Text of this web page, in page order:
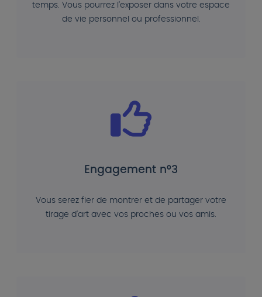
temps. Vous pourrez l'exposer dans votre espace
de vie personnel ou professionnel.
Engagement n°3
Vous serez fier de montrer et de partager votre
tirage d'art avec vos proches ou vos amis.